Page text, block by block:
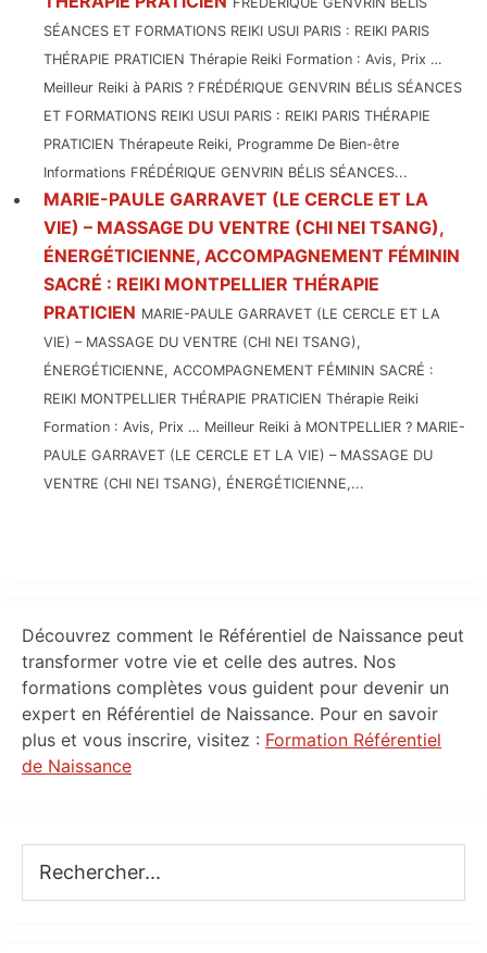
SÉANCES ET FORMATIONS REIKI USUI PARIS : REIKI PARIS
THÉRAPIE PRATICIEN Thérapie Reiki Formation : Avis, Prix …
Meilleur Reiki à PARIS ? FRÉDÉRIQUE GENVRIN BÉLIS SÉANCES
ET FORMATIONS REIKI USUI PARIS : REIKI PARIS THÉRAPIE
PRATICIEN Thérapeute Reiki, Programme De Bien-être
Informations FRÉDÉRIQUE GENVRIN BÉLIS SÉANCES...
MARIE-PAULE GARRAVET (LE CERCLE ET LA
VIE) – MASSAGE DU VENTRE (CHI NEI TSANG),
ÉNERGÉTICIENNE, ACCOMPAGNEMENT FÉMININ
SACRÉ : REIKI MONTPELLIER THÉRAPIE
PRATICIEN MARIE-PAULE GARRAVET (LE CERCLE ET LA
VIE) – MASSAGE DU VENTRE (CHI NEI TSANG),
ÉNERGÉTICIENNE, ACCOMPAGNEMENT FÉMININ SACRÉ :
REIKI MONTPELLIER THÉRAPIE PRATICIEN Thérapie Reiki
Formation : Avis, Prix … Meilleur Reiki à MONTPELLIER ? MARIE-
PAULE GARRAVET (LE CERCLE ET LA VIE) – MASSAGE DU
VENTRE (CHI NEI TSANG), ÉNERGÉTICIENNE,...
Primary
Sidebar
Découvrez comment le Référentiel de Naissance peut
transformer votre vie et celle des autres. Nos
formations complètes vous guident pour devenir un
expert en Référentiel de Naissance. Pour en savoir
plus et vous inscrire, visitez : Formation Référentiel
de Naissance